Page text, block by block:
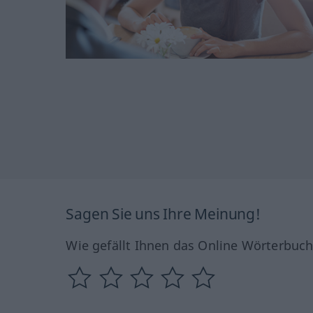
Sagen Sie uns Ihre Meinung!
Wie gefällt Ihnen das Online